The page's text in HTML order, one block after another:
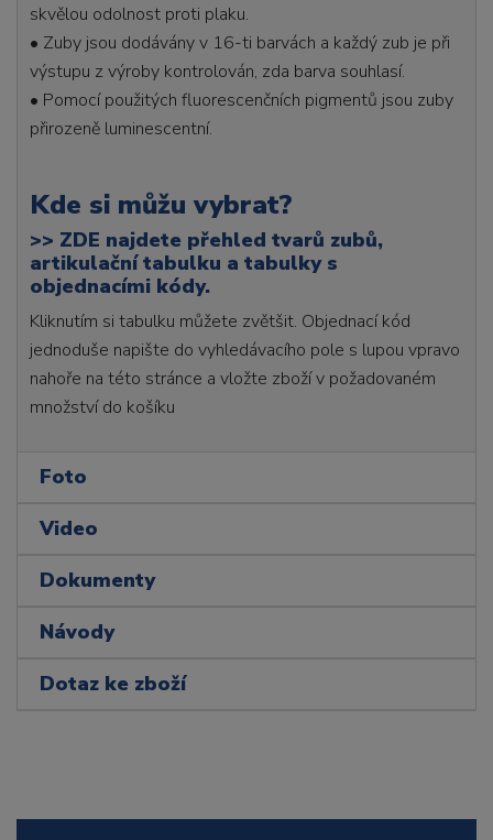
skvělou odolnost proti plaku.
• Zuby jsou dodávány v 16-ti barvách a každý zub je při
výstupu z výroby kontrolován, zda barva souhlasí.
• Pomocí použitých fluorescenčních pigmentů jsou zuby
přirozeně luminescentní.
Kde si můžu vybrat?
>> ZDE najdete přehled tvarů zubů,
artikulační tabulku a tabulky s
objednacími kódy.
Kliknutím si tabulku můžete zvětšit. Objednací kód
jednoduše napište do vyhledávacího pole s lupou vpravo
nahoře na této stránce a vložte zboží v požadovaném
množství do košíku
Foto
Video
Dokumenty
Návody
Dotaz ke zboží